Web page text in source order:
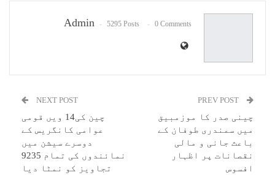
Admin 5295 Posts 0 Comments
چینی صدر کا موزمبیق
میں سمندری طوفان کے
باعث جانی و مالی
نقصانات پر اظہار
افسوس
NEXT POST
چین کی14 ویں قومی
عوامی کانگریس کے
دوسرے سیشن میں
نمائندوں کی تمام 9235
تجاویز کو نمٹا دیا